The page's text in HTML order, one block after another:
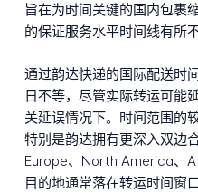
旨在为时间关键的国内包裹
的保证服务水平时间线有所
通过韵达快递的国际配送时
日不等，尽管实际转运可能
关延误情况下。时间范围的
特别是韵达拥有更深入双边
Europe、North America、
目的地通常落在转运时间窗